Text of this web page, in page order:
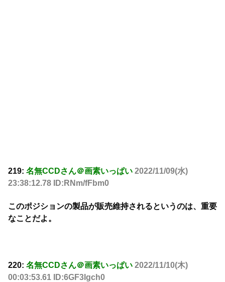
219: 名無CCDさん＠画素いっぱい 2022/11/09(水)
23:38:12.78 ID:RNm/fFbm0
このポジションの製品が販売維持されるというのは、重要
なことだよ。
220: 名無CCDさん＠画素いっぱい 2022/11/10(木)
00:03:53.61 ID:6GF3Igch0